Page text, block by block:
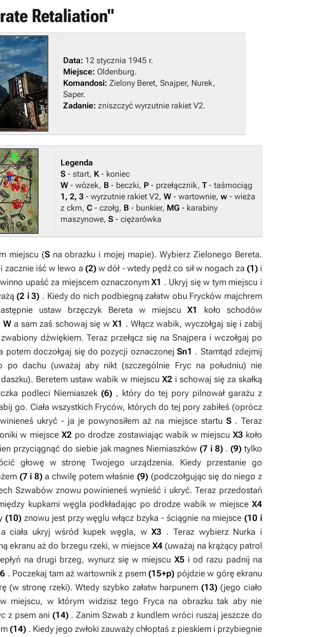
Retaliation"
Data: 12 stycznia 1945 r.
Miejsce: Oldenburg.
Komandosi: Zielony Beret, Snajper, Nurek,
Saper.
Zadanie: zniszczyć wyrzutnie rakiet V2.
Legenda
S - start, K - koniec
W - wózek, B - beczki, P - przełącznik, T - taśmociąg
1, 2, 3 - wyrzutnie rakiet V2, W - wartownie, w - wieża
z ckm, C - czołg, B - bunkier, MG - karabiny
maszynowe, S - ciężarówka
miejscu (S na obrazku i mojej mapie). WybierzZielonego Bereta.
zacznie iść w lewo a (2) w dół - wtedy pędź co sił w nogach za (1) i
upaść za miejscem oznaczonymX1 . Ukryj się w tym miejscu i
(2 i 3) . Kiedy do nich podbiegną załatw obu Frycków majchrem
ustaw brzęczyk Bereta w miejscuX1
koło schodów
W a sam zaś schowaj się wX1 . Włącz wabik, wyczołgaj się i zabij
dźwiękiem. Teraz przełącz się na Snajpera i wczołgaj po
potem doczołgaj się do pozycji oznaczonej Sn1 . Stamtąd zdejmij
po dachu (uważaj aby nikt (szczególnie Fryc na południu) nie
Beretem ustaw wabik w miejscu X2 i schowaj się za skałką
podleci Niemiaszek (6) , który do tej pory pilnował garażu z
go. Ciała wszystkich Fryców, których do tej pory zabiłeś (oprócz
ukryć - ja je powynosiłem aż na miejsce startu S . Teraz
w miejsceX2 po drodze zostawiając wabik w miejscu X3 koło
przyciągnąć do siebie jak magnes Niemiaszków (7 i 8) . (9) tylko
głowę w stronę Twojego urządzenia. Kiedy przestanie go
(7 i 8) a chwilę potem właśnie (9) (podczołgując się do niego z
Szwabów znowu powinieneś wynieść i ukryć. Teraz przedostań
kupkami węgla podkładając po drodze wabik w miejsceX4
(10) znowu jest przy węglu włącz bzyka - ściągnie na miejsce (10 i
ciała ukryj wśród kupek węgla, wX3 . Teraz wybierz Nurka i
ekranu aż do brzegu rzeki, w miejsceX4 (uważaj na krążący patrol
na drugi brzeg, wynurz się w miejscu X5 i od razu padnij na
. Poczekaj tam aż wartownik z psem (15+p) pójdzie w górę ekranu
(w stronę rzeki). Wtedy szybko załatw harpunem (13) (jego ciało
miejscu, w którym widzisz tego Fryca na obrazku tak aby nie
z psem ani (14) . Zanim Szwab z kundlem wróci ruszaj jeszcze do
(14) . Kiedy jego zwłoki zauważy chłoptaś z pieskiem i przybiegnie